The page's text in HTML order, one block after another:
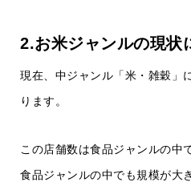
2.お米ジャンルの現状
現在、中ジャンル「米・雑穀」
ります。
この店舗数は食品ジャンルの中
食品ジャンルの中でも規模が大